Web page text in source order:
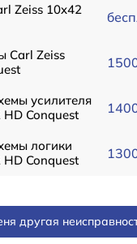
Zeiss 10x42
Carl Zeiss
усилителя
HD Conquest
логики
HD Conquest
другая